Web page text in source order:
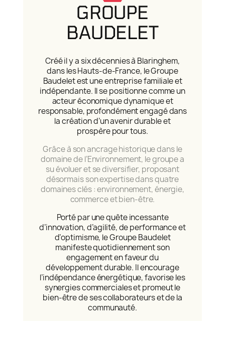
GROUPE
BAUDELET
Créé il y a six décennies à Blaringhem,
dans les Hauts-de-France, le Groupe
Baudelet est une entreprise familiale et
indépendante. Il se positionne comme un
acteur économique dynamique et
responsable, profondément engagé dans
la création d’un avenir durable et
prospère pour tous.
Grâce à son ancrage historique dans le
domaine de l’Environnement, le groupe a
su évoluer et se diversifier, proposant
désormais son expertise dans quatre
domaines clés : environnement, énergie,
commerce et bien-être.
Porté par une quête incessante
d’innovation, d’agilité, de performance et
d’optimisme, le Groupe Baudelet
manifeste quotidiennement son
engagement en faveur du
développement durable. Il encourage
l’indépendance énergétique, favorise les
synergies commerciales et promeut le
bien-être de ses collaborateurs et de la
communauté.